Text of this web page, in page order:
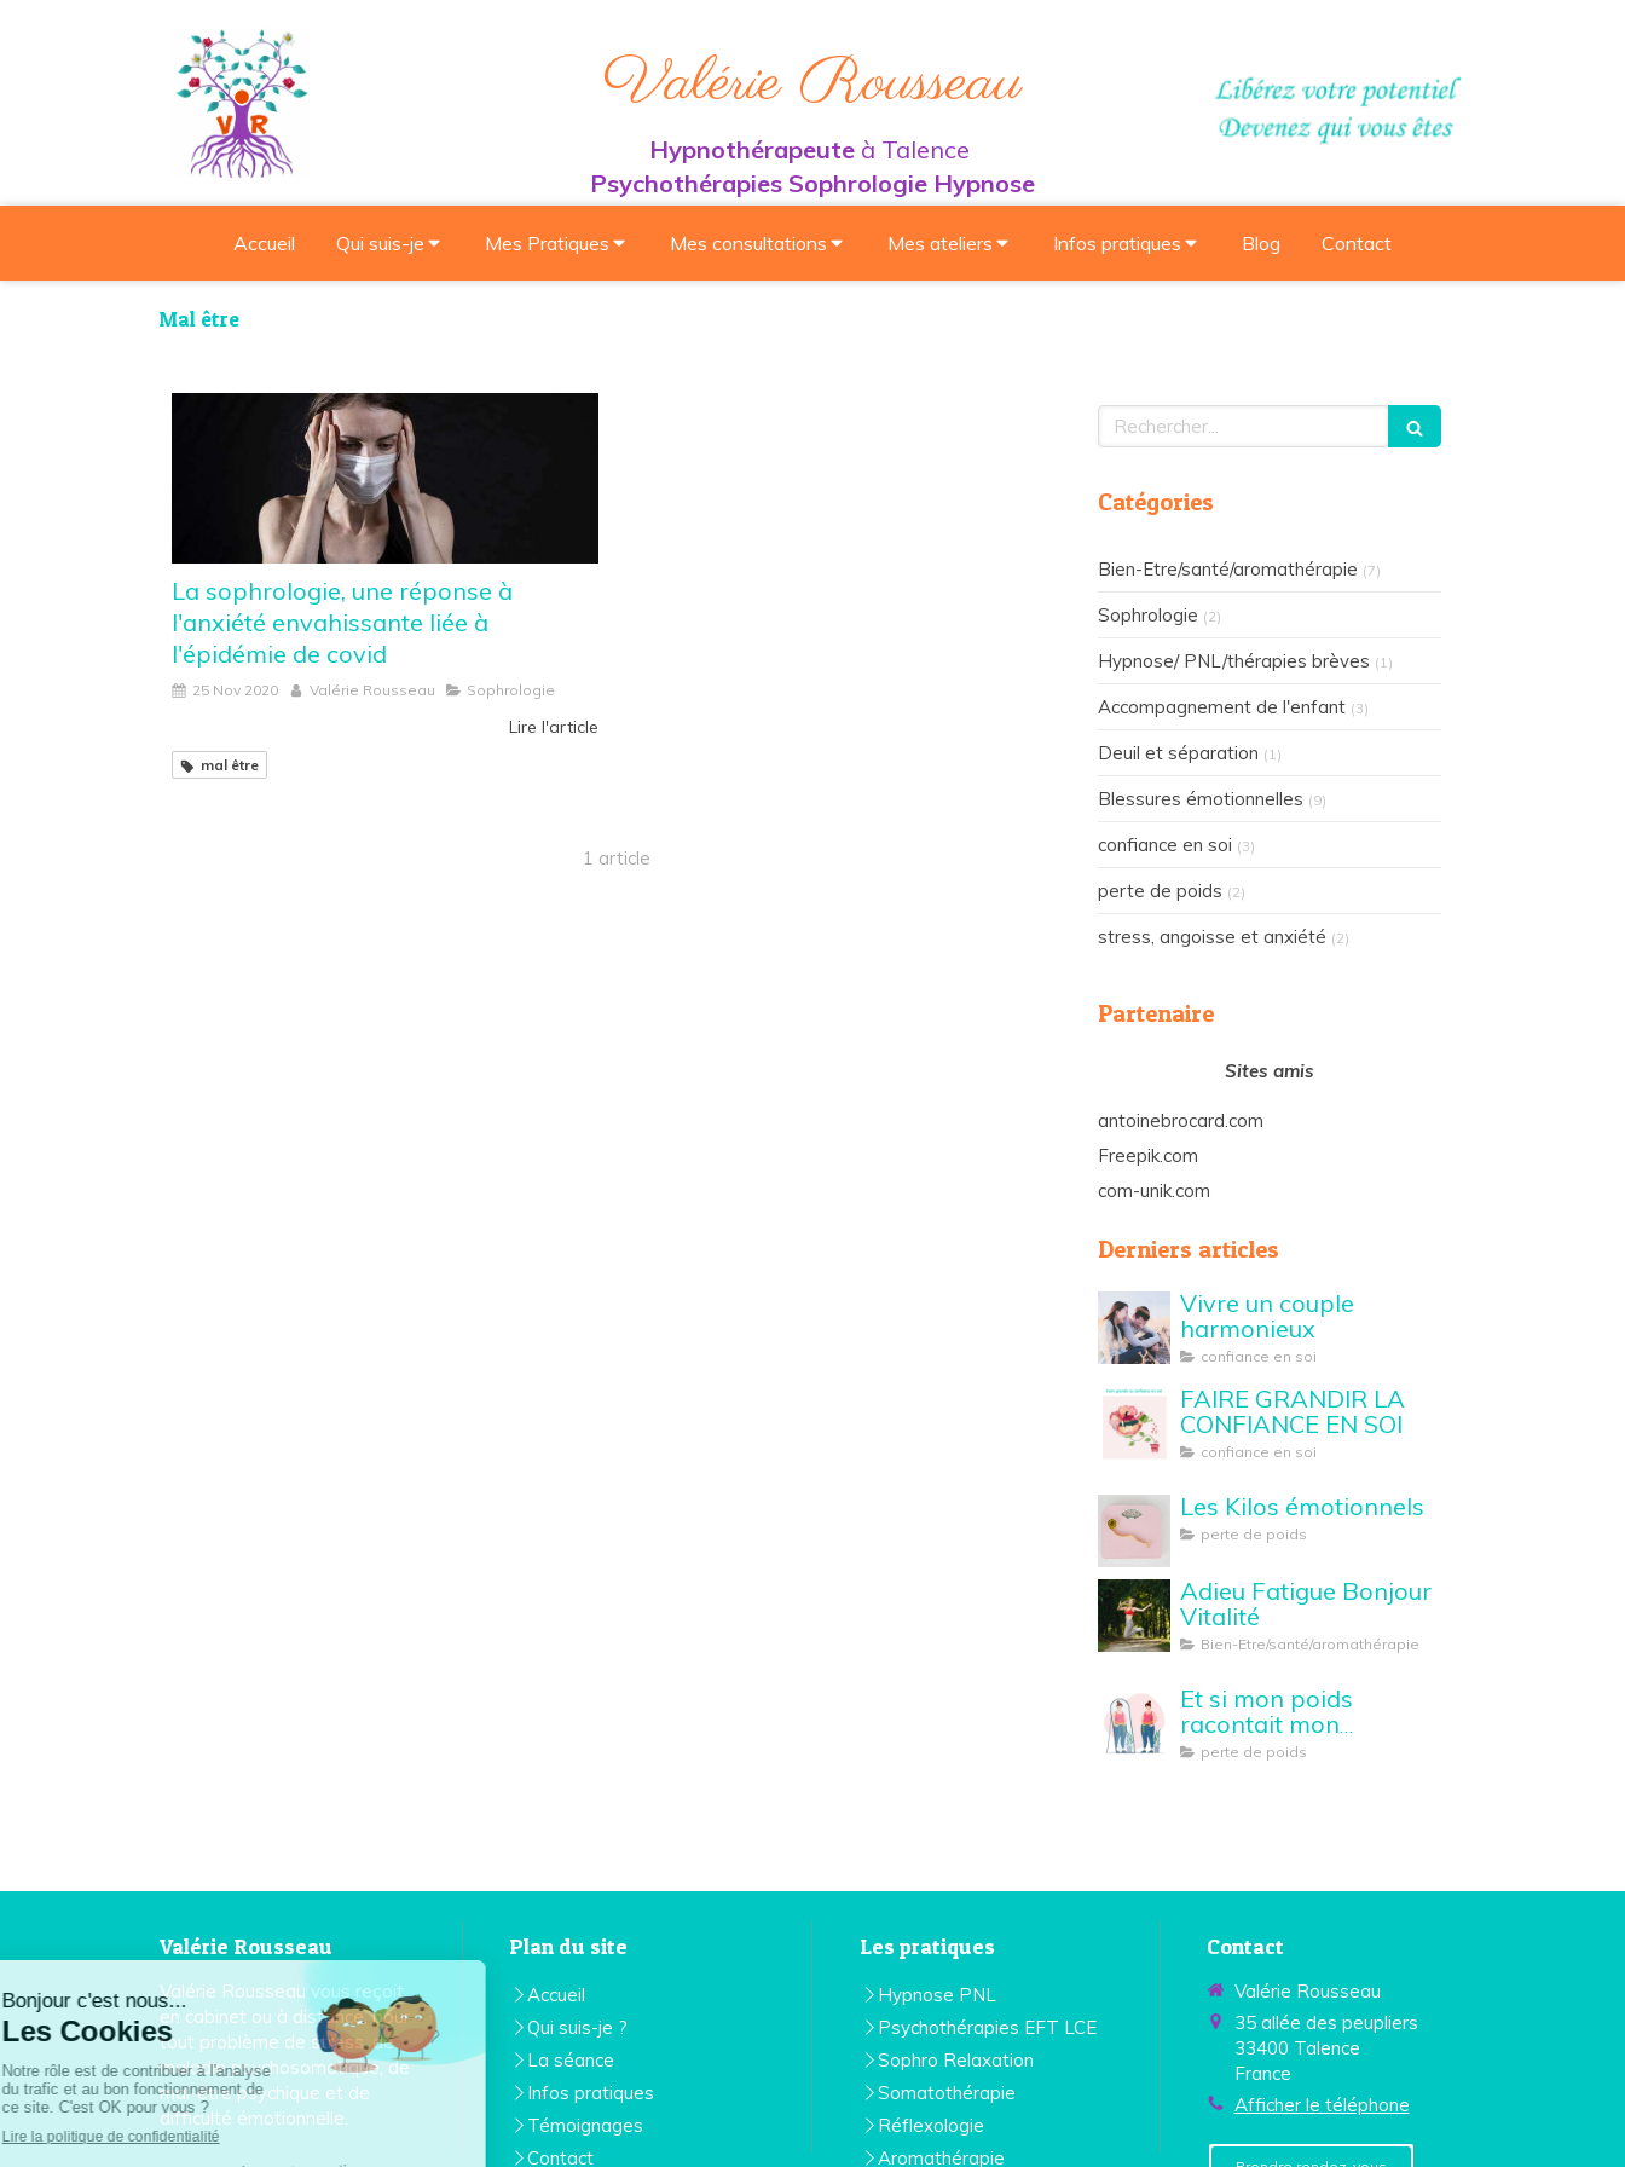
Valérie Rousseau
Hypnothérapeute à Talence
Psychothérapies Sophrologie Hypnose
Accueil Qui suis-je Mes Pratiques Mes consultations Mes ateliers Infos pratiques Blog Contact
Mal être
La sophrologie, une réponse à
l'anxiété envahissante liée à
l'épidémie de covid
25 Nov 2020 Valérie Rousseau Sophrologie
Lire l'article
mal être
1 article
Rechercher
Catégories
Bien-Etre/santé/aromathérapie (7)
Sophrologie (2)
Hypnose/ PNL/thérapies brèves (1)
Accompagnement de l'enfant (3)
Deuil et séparation (1)
Blessures émotionnelles (9)
confiance en soi (3)
perte de poids (2)
stress, angoisse et anxiété (2)
Partenaire
Sites amis
antoinebrocard.com
Freepik.com
com-unik.com
Derniers articles
Vivre un couple
harmonieux
confiance en soi
FAIRE GRANDIR LA
CONFIANCE EN SOI
confiance en soi
Les Kilos émotionnels
perte de poids
Adieu Fatigue Bonjour
Vitalité
Bien-Etre/santé/aromathérapie
Et si mon poids
racontait mon
histoire...
perte de poids
Valérie Rousseau
Valérie Rousseau vous reçoit
en cabinet ou à distance, pour
tout problème de stress, de
maladie psychosomatique, de
mal-être psychique et de
difficulté émotionnelle.
Plan du site
Accueil
Qui suis-je ?
La séance
Infos pratiques
Témoignages
Contact
Les pratiques
Hypnose PNL
Psychothérapies EFT LCE
Sophro Relaxation
Somatothérapie
Réflexologie
Aromathérapie
Contact
Valérie Rousseau
35 allée des peupliers
33400 Talence
France
Afficher le téléphone